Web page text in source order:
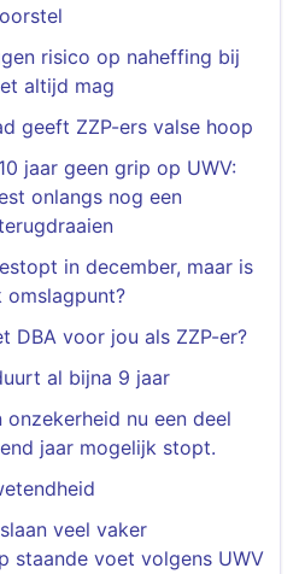
risico op naheffing bij
altijd mag
geeft ZZP-ers valse hoop
jaar geen grip op UWV:
onlangs nog een
in december, maar is
DBA voor jou als ZZP-er?
al bijna 9 jaar
nu een deel
jaar mogelijk stopt.
veel vaker
staande voet volgens UWV